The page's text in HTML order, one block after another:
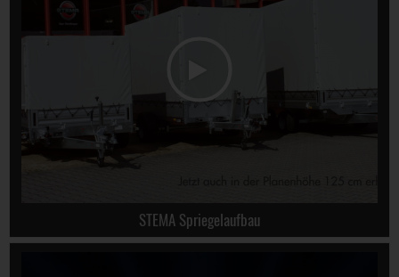
STEMA Spriegelaufbau